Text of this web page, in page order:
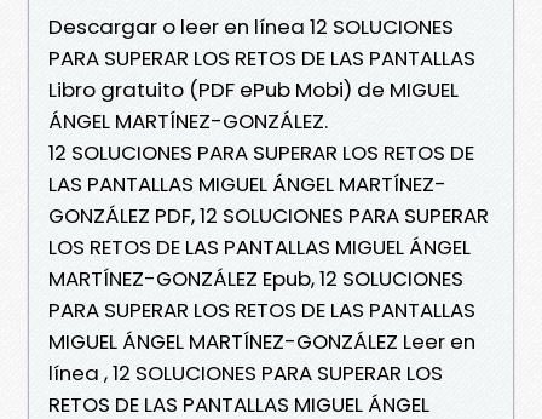
Descargar o leer en línea 12 SOLUCIONES
PARA SUPERAR LOS RETOS DE LAS PANTALLAS
Libro gratuito (PDF ePub Mobi) de MIGUEL
ÁNGEL MARTÍNEZ-GONZÁLEZ.
12 SOLUCIONES PARA SUPERAR LOS RETOS DE
LAS PANTALLAS MIGUEL ÁNGEL MARTÍNEZ-
GONZÁLEZ PDF, 12 SOLUCIONES PARA SUPERAR
LOS RETOS DE LAS PANTALLAS MIGUEL ÁNGEL
MARTÍNEZ-GONZÁLEZ Epub, 12 SOLUCIONES
PARA SUPERAR LOS RETOS DE LAS PANTALLAS
MIGUEL ÁNGEL MARTÍNEZ-GONZÁLEZ Leer en
línea , 12 SOLUCIONES PARA SUPERAR LOS
RETOS DE LAS PANTALLAS MIGUEL ÁNGEL